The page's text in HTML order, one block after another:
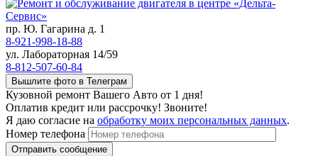
пр. Ю. Гагарина д. 1
8-921-998-18-88
ул. Лабораторная 14/59
8-812-507-60-84
Вышлите фото в Телеграм
Кузовной ремонт Вашего Авто от 1 дня!
Оплатив кредит или рассрочку! Звоните!
Я даю согласие на обработку моих персональных данных.
Номер телефона